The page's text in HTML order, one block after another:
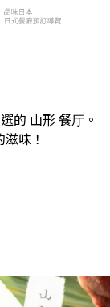
的 山形 餐厅。
味！